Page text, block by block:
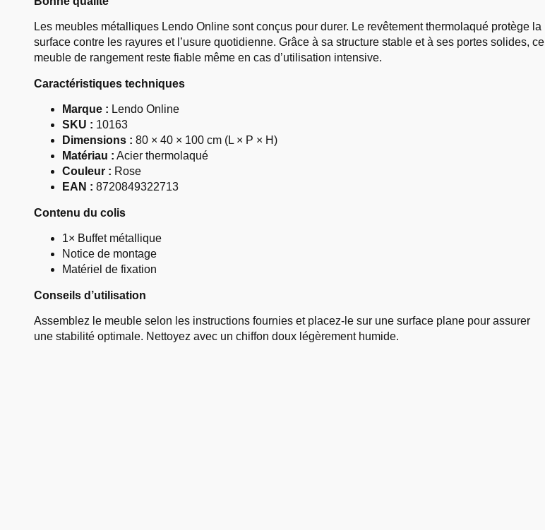
Les meubles métalliques Lendo Online sont conçus pour durer. Le revêtement thermolaqué protège la
surface contre les rayures et l’usure quotidienne. Grâce à sa structure stable et à ses portes solides, ce
meuble de rangement reste fiable même en cas d’utilisation intensive.
Caractéristiques techniques
Marque : Lendo Online
SKU : 10163
Dimensions : 80 × 40 × 100 cm (L × P × H)
Matériau : Acier thermolaqué
Couleur : Rose
EAN : 8720849322713
Contenu du colis
1× Buffet métallique
Notice de montage
Matériel de fixation
Conseils d’utilisation
Assemblez le meuble selon les instructions fournies et placez-le sur une surface plane pour assurer
une stabilité optimale. Nettoyez avec un chiffon doux légèrement humide.